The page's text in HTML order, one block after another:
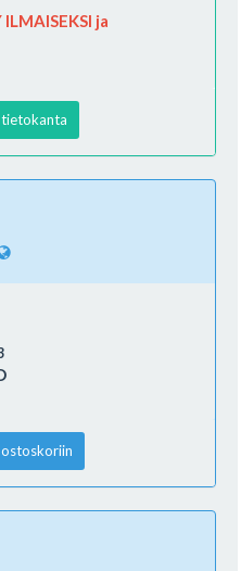
ILMAISEKSI ja
ostoskoriin